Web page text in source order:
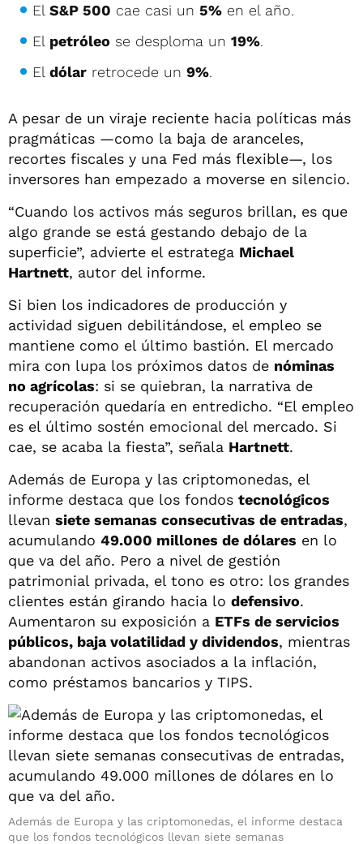
El S&P 500 cae casi un 5% en el año.
El petróleo se desploma un 19%.
El dólar retrocede un 9%.
A pesar de un viraje reciente hacia políticas más
pragmáticas —como la baja de aranceles,
recortes fiscales y una Fed más flexible—, los
inversores han empezado a moverse en silencio.
“Cuando los activos más seguros brillan, es que
algo grande se está gestando debajo de la
superficie”, advierte el estratega Michael
Hartnett, autor del informe.
Si bien los indicadores de producción y
actividad siguen debilitándose, el empleo se
mantiene como el último bastión. El mercado
mira con lupa los próximos datos de nóminas
no agrícolas: si se quiebran, la narrativa de
recuperación quedaría en entredicho. “El empleo
es el último sostén emocional del mercado. Si
cae, se acaba la fiesta”, señala Hartnett.
Además de Europa y las criptomonedas, el
informe destaca que los fondos tecnológicos
llevan siete semanas consecutivas de entradas,
acumulando 49.000 millones de dólares en lo
que va del año. Pero a nivel de gestión
patrimonial privada, el tono es otro: los grandes
clientes están girando hacia lo defensivo.
Aumentaron su exposición a ETFs de servicios
públicos, baja volatilidad y dividendos, mientras
abandonan activos asociados a la inflación,
como préstamos bancarios y TIPS.
Además de Europa y las criptomonedas, el informe destaca
que los fondos tecnológicos llevan siete semanas